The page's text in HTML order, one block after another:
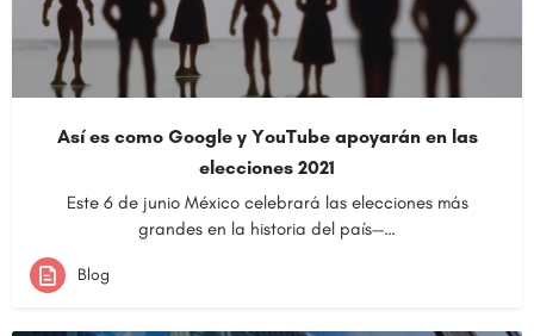
Así es como Google y YouTube apoyarán en las
elecciones 2021
Este 6 de junio México celebrará las elecciones más
grandes en la historia del país—…
Blog